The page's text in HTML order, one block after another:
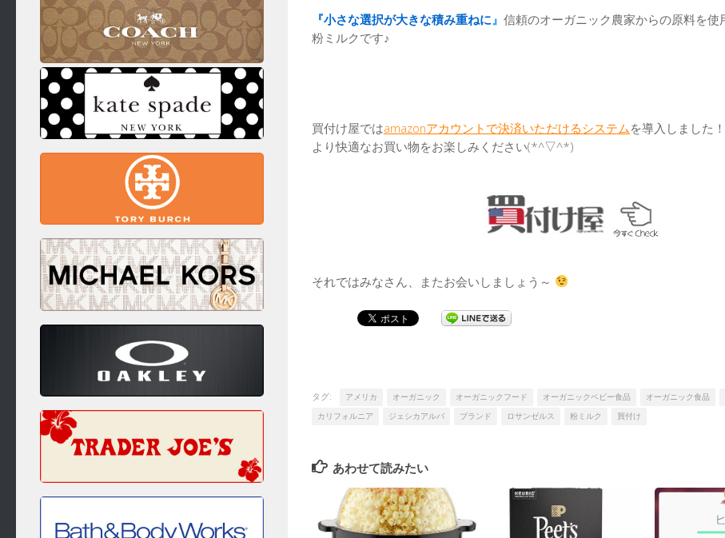
『小さな選択が大きな積み重ねに 』 信頼のオーガニック農家からの原料を使
粉ミルクです♪
買付け屋ではamazonアカウントで決済いただけるシステム を導入しました！
より快適なお買い物をお楽しみください(*^▽^*)
それではみなさん、またお会いしましょう～
タグ: アメリカ オーガニック オーガニックフード オーガニックベビー食品 オーガニック食品
カリフォルニア
ジェシカアルバ ブランド ロサンゼルス 粉ミルク 買付け
あわせて読みたい